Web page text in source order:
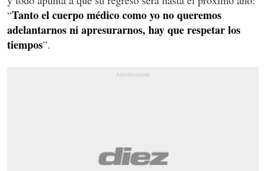
“Tanto el cuerpo médico como yo no queremos
adelantarnos ni apresurarnos, hay que respetar los
tiempos”.